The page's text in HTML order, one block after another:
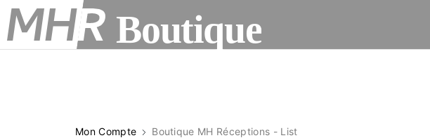
Boutique
Mon Compte Boutique MH Réceptions - List